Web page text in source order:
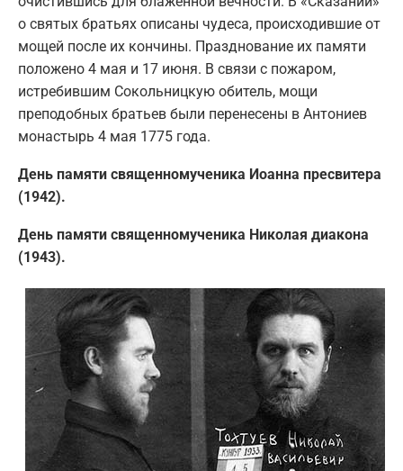
о святых братьях описаны чудеса, происходившие от
мощей после их кончины. Празднование их памяти
положено 4 мая и 17 июня. В связи с пожаром,
истребившим Сокольницкую обитель, мощи
преподобных братьев были перенесены в Антониев
монастырь 4 мая 1775 года.
День памяти священномученика Иоанна пресвитера
(1942).
День памяти священномученика Николая диакона
(1943).